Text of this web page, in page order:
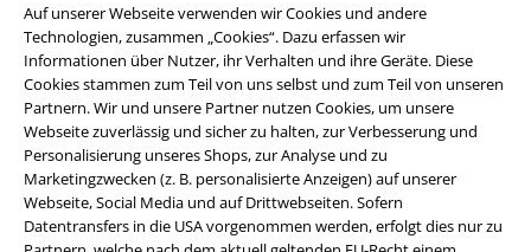
Auf unserer Webseite verwenden wir Cookies und andere
Technologien, zusammen „Cookies“. Dazu erfassen wir
Informationen über Nutzer, ihr Verhalten und ihre Geräte. Diese
Cookies stammen zum Teil von uns selbst und zum Teil von unseren
Partnern. Wir und unsere Partner nutzen Cookies, um unsere
Webseite zuverlässig und sicher zu halten, zur Verbesserung und
Personalisierung unseres Shops, zur Analyse und zu
Marketingzwecken (z. B. personalisierte Anzeigen) auf unserer
Webseite, Social Media und auf Drittwebseiten. Sofern
Datentransfers in die USA vorgenommen werden, erfolgt dies nur zu
Rechtliches
AGB